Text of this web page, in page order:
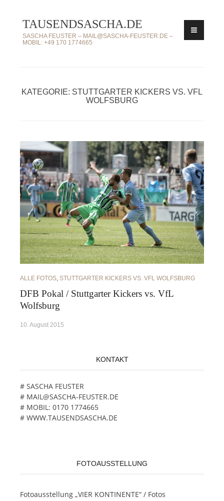
Inhalt
springen
TAUSENDSASCHA.DE
SASCHA FEUSTER – MAIL@SASCHA-FEUSTER.DE –
MOBIL: +49 170 1774665
KATEGORIE: STUTTGARTER KICKERS VS. VFL
WOLFSBURG
ALLE FOTOS, STUTTGARTER KICKERS VS. VFL WOLFSBURG
DFB Pokal / Stuttgarter Kickers vs. VfL
Wolfsburg
10. August 2015
KONTAKT
# SASCHA FEUSTER
# MAIL@SASCHA-FEUSTER.DE
# MOBIL: 0170 1774665
# WWW.TAUSENDSASCHA.DE
FOTOAUSSTELLUNG
Fotoausstellung „VIER KONTINENTE“ / Fotos